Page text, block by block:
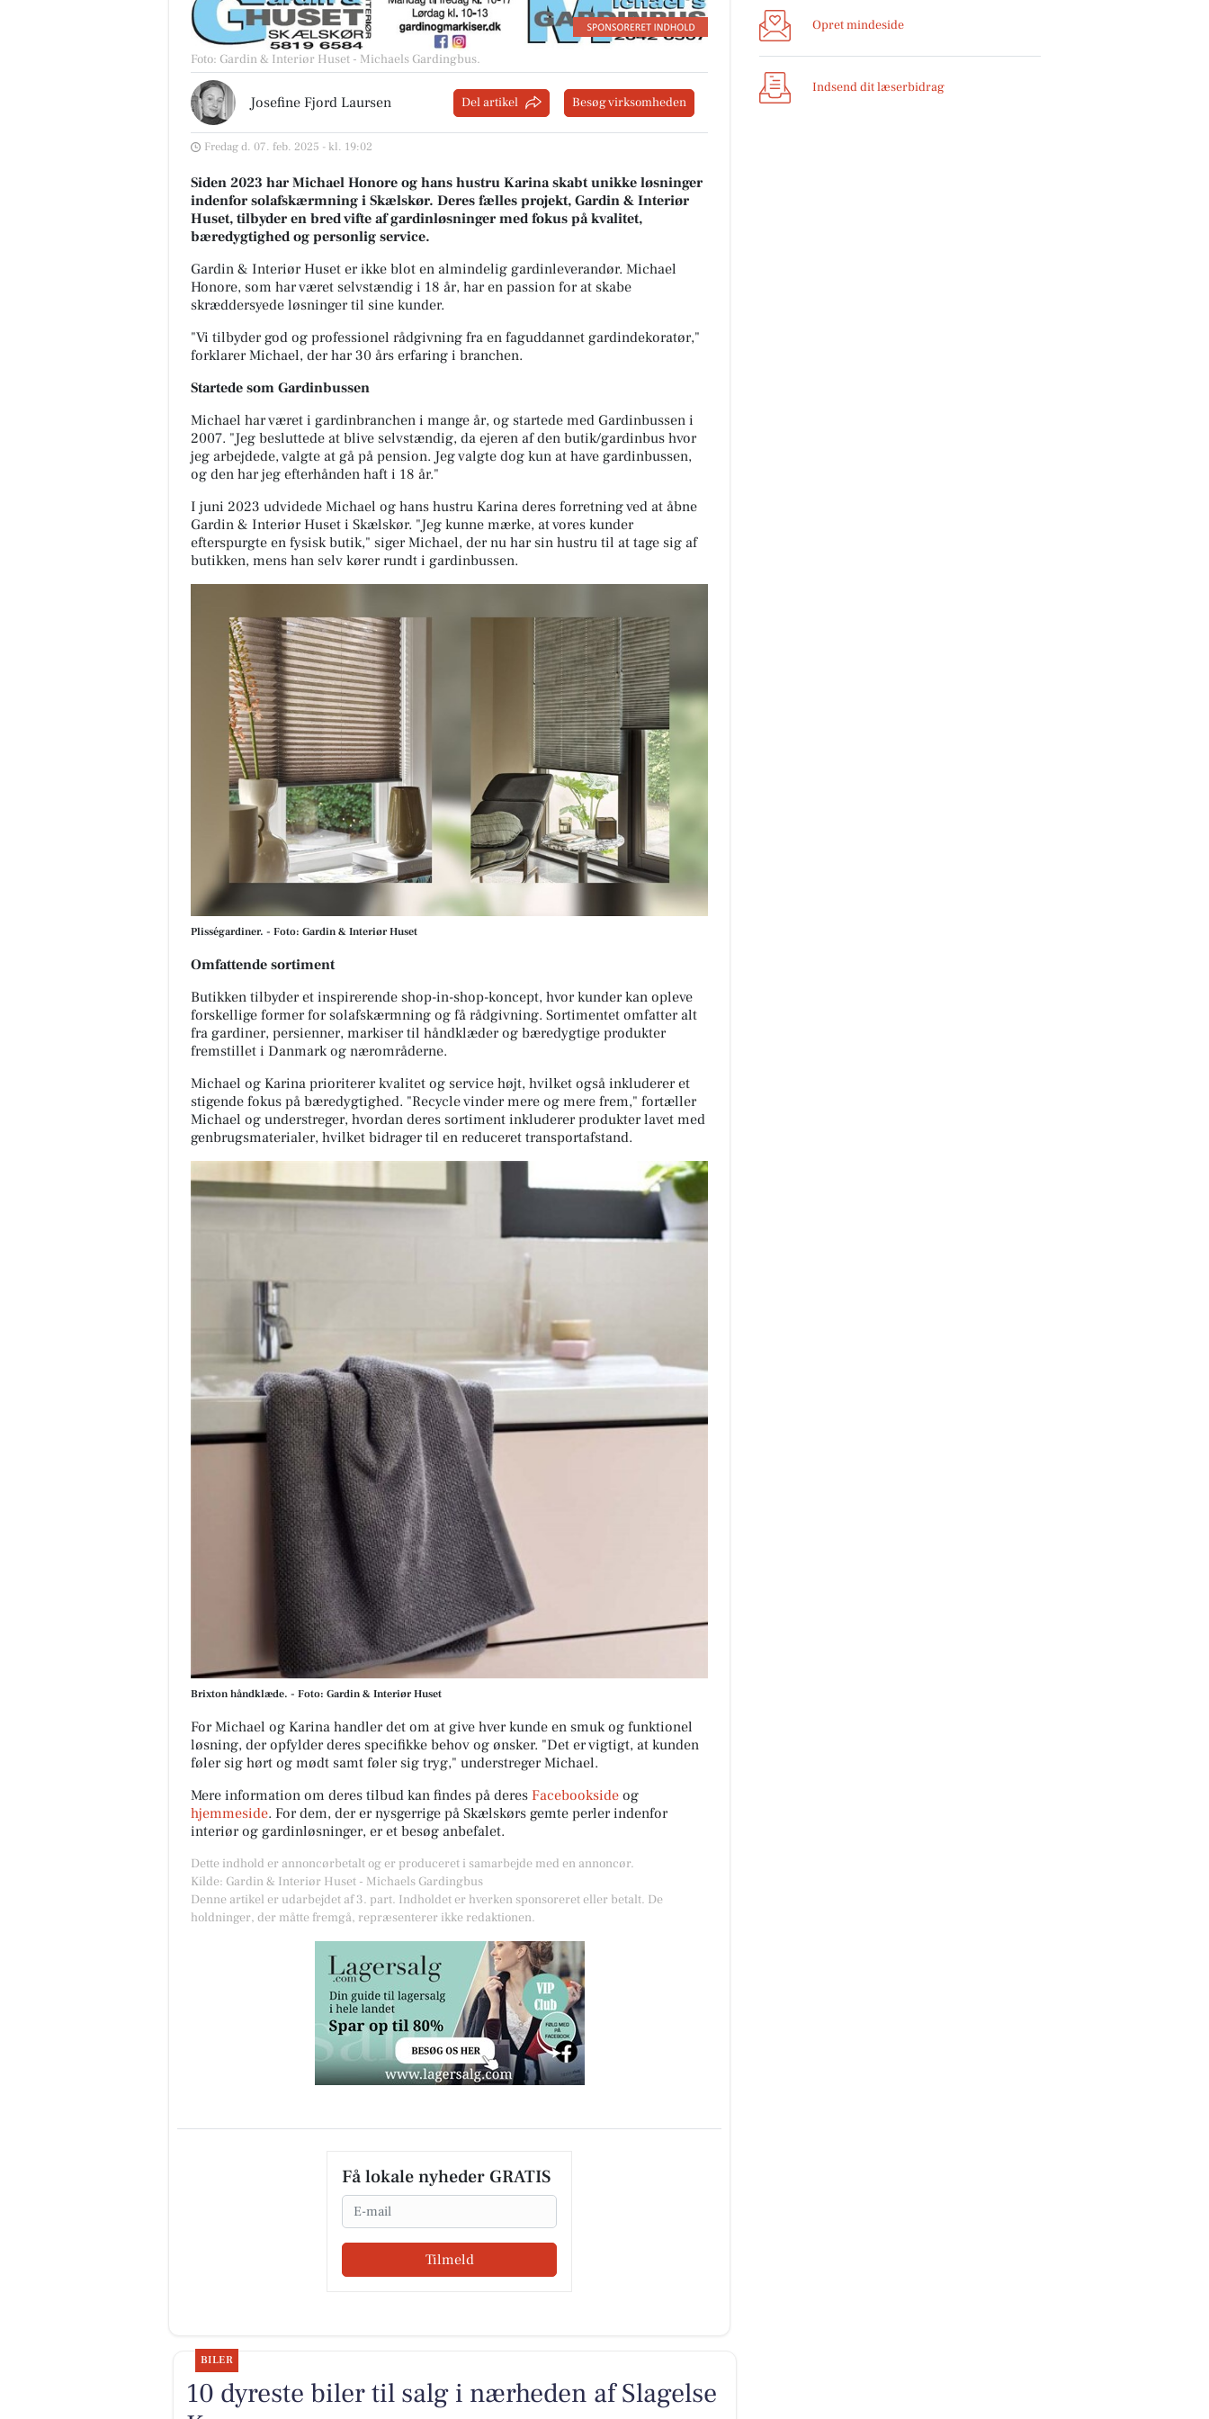
Foto: Gardin & Interiør Huset - Michaels Gardingbus.
Josefine Fjord Laursen Del artikel Besøg virksomheden
Fredag d. 07. feb. 2025 - kl. 19:02
Siden 2023 har Michael Honore og hans hustru Karina skabt unikke løsninger
indenfor solafskærmning i Skælskør. Deres fælles projekt, Gardin & Interiør
Huset, tilbyder en bred vifte af gardinløsninger med fokus på kvalitet,
bæredygtighed og personlig service.
Gardin & Interiør Huset er ikke blot en almindelig gardinleverandør. Michael
Honore, som har været selvstændig i 18 år, har en passion for at skabe
skræddersyede løsninger til sine kunder.
"Vi tilbyder god og professionel rådgivning fra en faguddannet gardindekoratør,"
forklarer Michael, der har 30 års erfaring i branchen.
Startede som Gardinbussen
Michael har været i gardinbranchen i mange år, og startede med Gardinbussen i
2007. "Jeg besluttede at blive selvstændig, da ejeren af den butik/gardinbus hvor
jeg arbejdede, valgte at gå på pension. Jeg valgte dog kun at have gardinbussen,
og den har jeg efterhånden haft i 18 år."
I juni 2023 udvidede Michael og hans hustru Karina deres forretning ved at åbne
Gardin & Interiør Huset i Skælskør. "Jeg kunne mærke, at vores kunder
efterspurgte en fysisk butik," siger Michael, der nu har sin hustru til at tage sig af
butikken, mens han selv kører rundt i gardinbussen.
Plisségardiner. - Foto: Gardin & Interiør Huset
Omfattende sortiment
Butikken tilbyder et inspirerende shop-in-shop-koncept, hvor kunder kan opleve
forskellige former for solafskærmning og få rådgivning. Sortimentet omfatter alt
fra gardiner, persienner, markiser til håndklæder og bæredygtige produkter
fremstillet i Danmark og nærområderne.
Michael og Karina prioriterer kvalitet og service højt, hvilket også inkluderer et
stigende fokus på bæredygtighed. "Recycle vinder mere og mere frem," fortæller
Michael og understreger, hvordan deres sortiment inkluderer produkter lavet med
genbrugsmaterialer, hvilket bidrager til en reduceret transportafstand.
Brixton håndklæde. - Foto: Gardin & Interiør Huset
For Michael og Karina handler det om at give hver kunde en smuk og funktionel
løsning, der opfylder deres specifikke behov og ønsker. "Det er vigtigt, at kunden
føler sig hørt og mødt samt føler sig tryg," understreger Michael.
Mere information om deres tilbud kan findes på deres Facebookside og
hjemmeside. For dem, der er nysgerrige på Skælskørs gemte perler indenfor
interiør og gardinløsninger, er et besøg anbefalet.
Dette indhold er annoncørbetalt og er produceret i samarbejde med en annoncør.
Kilde: Gardin & Interiør Huset - Michaels Gardingbus
Denne artikel er udarbejdet af 3. part. Indholdet er hverken sponsoreret eller betalt. De
holdninger, der måtte fremgå, repræsenterer ikke redaktionen.
Få lokale nyheder GRATIS
Email
Tilmeld
Opret mindeside
Indsend dit læserbidrag
BILER
10 dyreste biler til salg i nærheden af Slagelse